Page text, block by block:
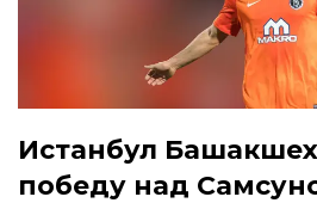
Истанбул
победу над